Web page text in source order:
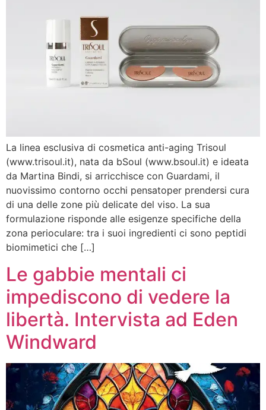
La linea esclusiva di cosmetica anti-aging Trisoul
(www.trisoul.it), nata da bSoul (www.bsoul.it) e ideata
da Martina Bindi, si arricchisce con Guardami, il
nuovissimo contorno occhi pensatoper prendersi cura
di una delle zone più delicate del viso. La sua
formulazione risponde alle esigenze specifiche della
zona perioculare: tra i suoi ingredienti ci sono peptidi
biomimetici che […]
Le gabbie mentali ci
impediscono di vedere la
libertà. Intervista ad Eden
Windward